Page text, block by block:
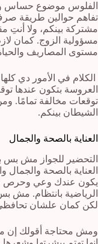
الفلوس موضوع حساس
تفاهم حوالين طريقة
مشتركة بينكم، ولا أنتِ
مسؤولية الزوج. كمان
مستوى المصاريف والحياة
الكلام في الأمور دي
العروسة بتكون عندها
توقعات مخالفة تمامًا.
الشيطان بينكم.
العناية بالصحة والجمال
التحضير للجواز مش بس
العناية بالصحة
يكون عندك وعي وحرص
الرياضية بانتظام. مش
لكن كمان علشان
ومش محتاجة أقولك إن